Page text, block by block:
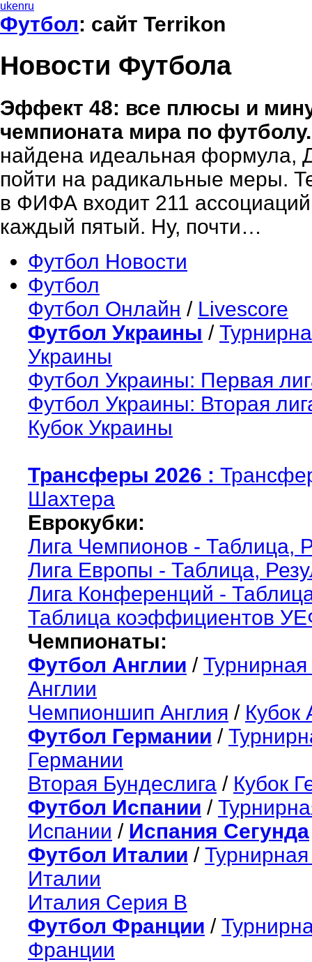
ukenru
Футбол: сайт Terrikon
Новости Футбола
Эффект 48: все плюсы и
чемпионата мира по футболу.
найдена идеальная
пойти на радикальные меры.
в ФИФА входит 211
каждый пятый. Ну, почти…
Футбол Новости
Футбол
Футбол Онлайн / Livescore
Футбол Украины /
Украины
Футбол Украины: Первая
Футбол Украины: Вторая
Кубок Украины
Трансферы 2026 :
Шахтера
Еврокубки:
Лига Чемпионов - Таблица,
Лига Европы - Таблица,
Лига Конференций -
Таблица коэффициентов
Чемпионаты:
Футбол Англии /
Англии
Чемпионшип Англия / Кубок
Футбол Германии /
Германии
Вторая Бундеслига / Кубок
Футбол Испании /
Испании / Испания Сегунда
Футбол Италии /
Италии
Италия Серия B
Футбол Франции /
Франции